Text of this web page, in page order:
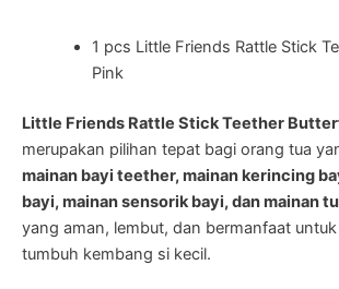
1 pcs Little Friends Rattle Stick
Pink
Little Friends Rattle Stick Teether
merupakan pilihan tepat bagi orang tua
mainan bayi teether, mainan kerincing
bayi, mainan sensorik bayi, dan mainan
yang aman, lembut, dan bermanfaat
tumbuh kembang si kecil.